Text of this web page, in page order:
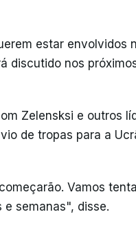
estar envolvidos
discutido nos
Zelensksi e outros
de tropas para a
Vamos
semanas", disse.